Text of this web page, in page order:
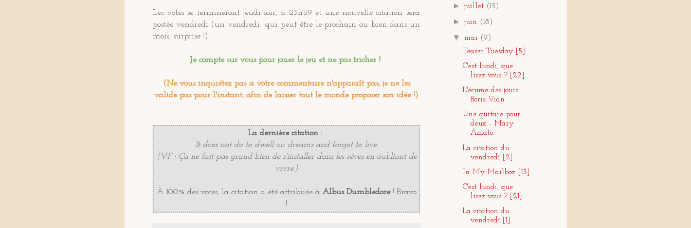
Les votes se termineront jeudi soir, à 23h59 et une nouvelle citation sera
postée vendredi (un vendredi qui peut être le prochain ou bien dans un
mois, surprise !).
Je compte sur vous pour jouer le jeu et ne pas tricher !
(Ne vous inquiétez pas si votre commentaire n'apparaît pas, je ne les
valide pas pour l'instant, afin de laisser tout le monde proposer son idée !)
La dernière citation :
It does not do to dwell on dreams and forget to live.
(VF : Ça ne fait pas grand bien de s'installer dans les rêves en oubliant de
vivre.)
À 100% des votes, la citation a été attribuée à Albus Dumbledore! Bravo
!
► juillet (15)
► juin (18)
▼ mai (9)
Teaser Tuesday [5]
C'est lundi, que
lisez-vous ? [22]
L'écume des jours -
Boris Vian
Une guitare pour
deux - Mary
Amato
La citation du
vendredi [2]
In My Mailbox [13]
C'est lundi, que
lisez-vous ? [21]
La citation du
vendredi [1]